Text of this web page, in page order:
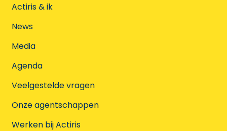
Actiris & ik
News
Media
Agenda
Veelgestelde vragen
Onze agentschappen
Werken bij Actiris